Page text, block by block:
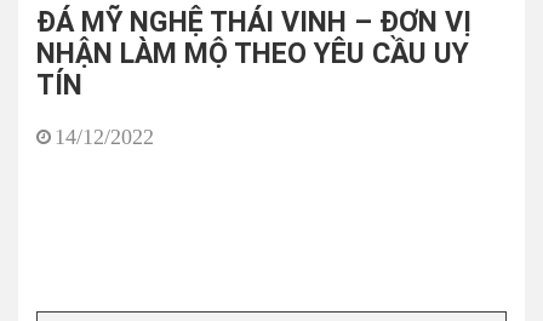
ĐÁ MỸ NGHỆ THÁI VINH – ĐƠN VỊ
NHẬN LÀM MỘ THEO YÊU CẦU UY
TÍN
14/12/2022